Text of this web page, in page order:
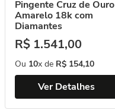
Pingente Cruz de Ouro
Amarelo 18k com
Diamantes
R$ 1.541,00
Ou 10x de R$ 154,10
Ver Detalhes